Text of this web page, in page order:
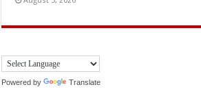
Powered by Translate